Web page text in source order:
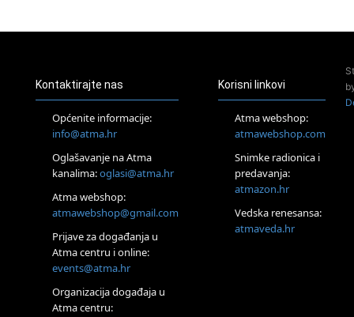
Pjesma srca / Zagreb
Tečaj Višeg Vodstva, razvijanja intuicije i Akaša zapisa
Online
Upisi u program Profesionalni hipnoterapeut — nova
Online
Postanite Nositelj Vibracije Nove Zemlje
Visoko
Alemka Dauskardt – Jednodnevna radionica sistemskih
konstelacija
Kontaktirajte nas
Općenite informacije:
info@atma.hr
Oglašavanje na Atma
kanalima:oglasi@atma.hr
Atma webshop:
atmawebshop@gmail.com
Prijave za događanja u
Atma centru i online:
events@atma.hr
Organizacija događaja u
Atma centru:
Korisni linkovi
Atma webshop:
atmawebshop.com
Snimke radionica i
predavanja:
atmazon.hr
Vedska renesansa:
atmaveda.hr